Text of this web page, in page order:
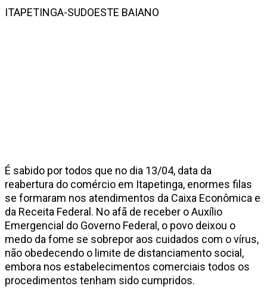
ITAPETINGA-SUDOESTE BAIANO
É sabido por todos que no dia 13/04, data da
reabertura do comércio em Itapetinga, enormes filas
se formaram nos atendimentos da Caixa Econômica e
da Receita Federal. No afã de receber o Auxílio
Emergencial do Governo Federal, o povo deixou o
medo da fome se sobrepor aos cuidados com o vírus,
não obedecendo o limite de distanciamento social,
embora nos estabelecimentos comerciais todos os
procedimentos tenham sido cumpridos.